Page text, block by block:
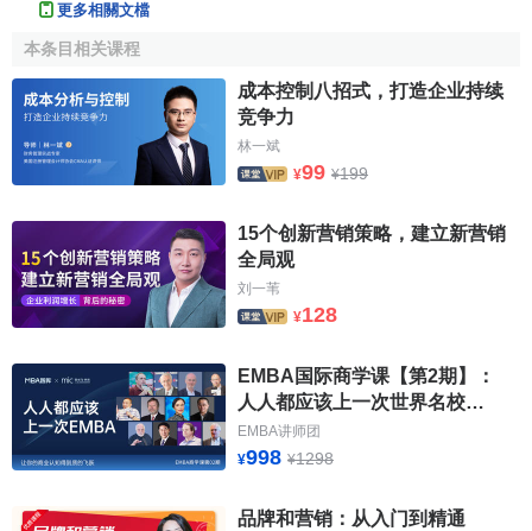
（1）全部市場占有率
額（量）的百分比。
（2）目標市場占有率：企業的銷售額（量）占其目標市
場總銷售額（量）的百分比。
相對市場占有率
：企業的銷售額（量）和幾個最大
3、營銷費用率分析
衡量並評估企業的營銷費用對銷售額的比率，還可進一
步細分為人力推銷費用率、
市場營銷調研費用率、銷售管理費用率等。
4、顧客態度追蹤
企業通過設置顧客抱怨和建議系統、建立固定的顧客樣
態度變化情況，進行衡量並評估。
更多相關文檔
本条目相关课程
成本控制八招式，打造企业持续
竞争力
林一斌
¥99 ¥199
15个创新营销策略，建立新营销
全局观
刘一苇
¥128
EMBA国际商学课【第2期】：
人人都应该上一次世界名校
EMBA
EMBA讲师团
¥998 ¥1298
品牌和营销：从入门到精通